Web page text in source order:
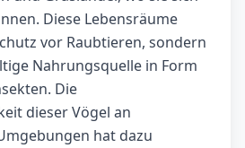
Diese Lebensräume
vor Raubtieren, sondern
Nahrungsquelle in Form
Die
dieser Vögel an
hat dazu